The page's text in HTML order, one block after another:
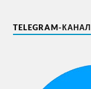
TELEGRAM-КАНАЛ